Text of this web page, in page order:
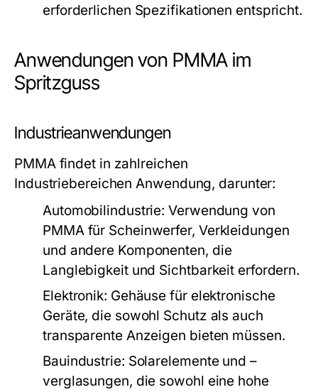
erforderlichen Spezifikationen entspricht.
Anwendungen von PMMA im
Spritzguss
Industrieanwendungen
PMMA findet in zahlreichen
Industriebereichen Anwendung, darunter:
Automobilindustrie: Verwendung von
PMMA für Scheinwerfer, Verkleidungen
und andere Komponenten, die
Langlebigkeit und Sichtbarkeit erfordern.
Elektronik: Gehäuse für elektronische
Geräte, die sowohl Schutz als auch
transparente Anzeigen bieten müssen.
Bauindustrie: Solarelemente und –
verglasungen, die sowohl eine hohe